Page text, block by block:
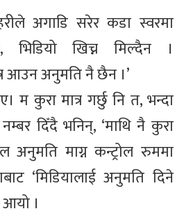
अगाडि सरेर कडा स्वरमा
भिडियो खिच्न मिल्दैन ।
आउन अनुमति नै छैन ।’
कुरा मात्र गर्छु नि त, भन्दा
दिँदै भनिन्, ‘माथि नै कुरा
अनुमति माग्न कन्ट्रोल रुममा
‘मिडियालाई अनुमति दिने
।